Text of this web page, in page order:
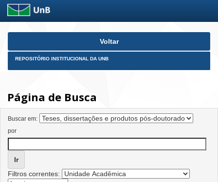
Skip
Voltar
REPOSITÓRIO INSTITUCIONAL DA UNB
Página de Busca
Buscar em:
por
Filtros correntes: